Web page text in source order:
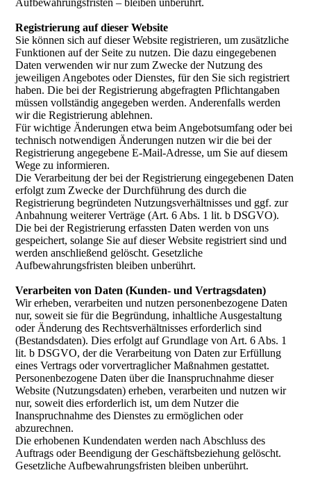
Aufbewahrungsfristen – bleiben unberührt.
Registrierung auf dieser Website
Sie können sich auf dieser Website registrieren, um zusätzliche
Funktionen auf der Seite zu nutzen. Die dazu eingegebenen
Daten verwenden wir nur zum Zwecke der Nutzung des
jeweiligen Angebotes oder Dienstes, für den Sie sich registriert
haben. Die bei der Registrierung abgefragten Pflichtangaben
müssen vollständig angegeben werden. Anderenfalls werden
wir die Registrierung ablehnen.
Für wichtige Änderungen etwa beim Angebotsumfang oder bei
technisch notwendigen Änderungen nutzen wir die bei der
Registrierung angegebene E-Mail-Adresse, um Sie auf diesem
Wege zu informieren.
Die Verarbeitung der bei der Registrierung eingegebenen Daten
erfolgt zum Zwecke der Durchführung des durch die
Registrierung begründeten Nutzungsverhältnisses und ggf. zur
Anbahnung weiterer Verträge (Art. 6 Abs. 1 lit. b DSGVO).
Die bei der Registrierung erfassten Daten werden von uns
gespeichert, solange Sie auf dieser Website registriert sind und
werden anschließend gelöscht. Gesetzliche
Aufbewahrungsfristen bleiben unberührt.
Verarbeiten von Daten (Kunden- und Vertragsdaten)
Wir erheben, verarbeiten und nutzen personenbezogene Daten
nur, soweit sie für die Begründung, inhaltliche Ausgestaltung
oder Änderung des Rechtsverhältnisses erforderlich sind
(Bestandsdaten). Dies erfolgt auf Grundlage von Art. 6 Abs. 1
lit. b DSGVO, der die Verarbeitung von Daten zur Erfüllung
eines Vertrags oder vorvertraglicher Maßnahmen gestattet.
Personenbezogene Daten über die Inanspruchnahme dieser
Website (Nutzungsdaten) erheben, verarbeiten und nutzen wir
nur, soweit dies erforderlich ist, um dem Nutzer die
Inanspruchnahme des Dienstes zu ermöglichen oder
abzurechnen.
Die erhobenen Kundendaten werden nach Abschluss des
Auftrags oder Beendigung der Geschäftsbeziehung gelöscht.
Gesetzliche Aufbewahrungsfristen bleiben unberührt.